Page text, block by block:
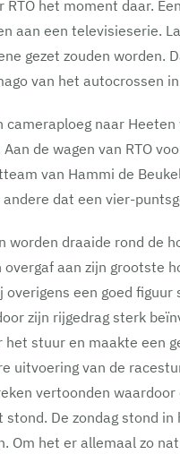
het moment daar.
aan een televisieserie.
gezet zouden worden.
van het autocrossen
naar
de wagen van RTO
van Hammi de
dat een vier-
draaide rond de
aan zijn grootste
een goed
zijn rijgedrag sterk
stuur en maakte een
uitvoering van de
vertoonden
De zondag stond
Om het er allemaal zo